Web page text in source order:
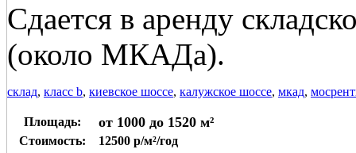
Сдается в аренду
(около МКАДа).
склад, класс b, киевское шоссе, калужское шоссе, мкад,
Площадь: от 1000 до 1520 м²
Стоимость:
12500 р/м²/год